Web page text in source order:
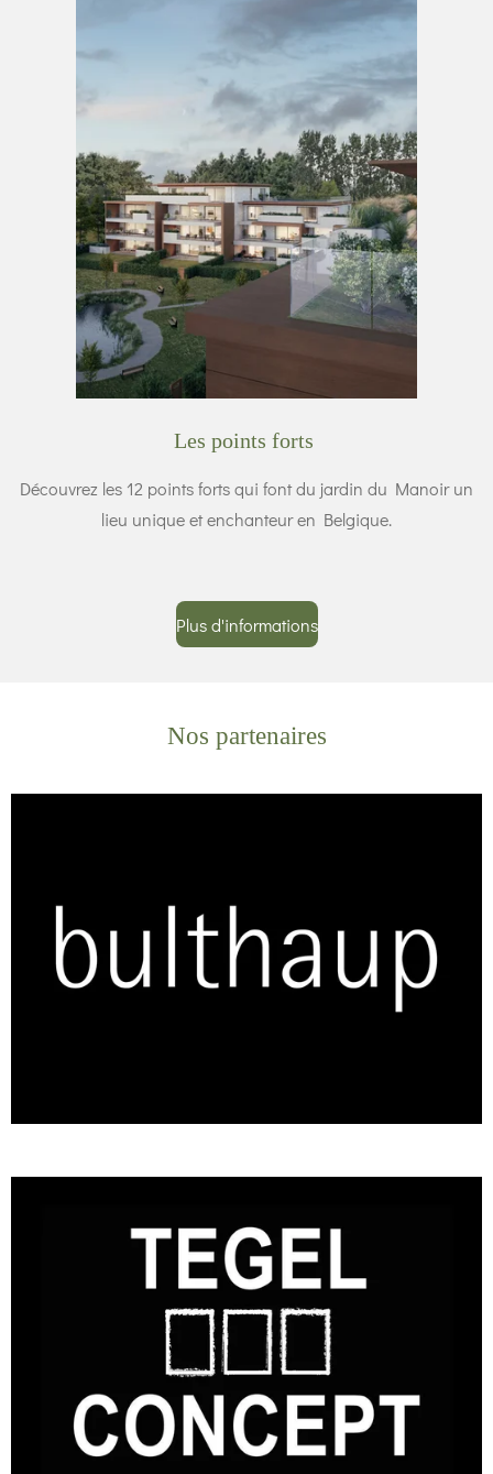
Les points forts
Découvrez les 12 points forts qui font du jardin du Manoir un
lieu unique et enchanteur en Belgique.
Plus d'informations
Nos partenaires